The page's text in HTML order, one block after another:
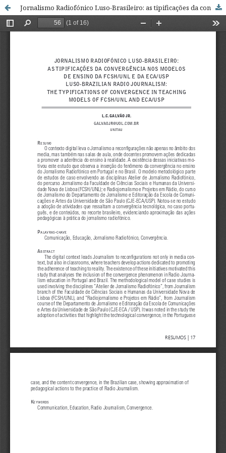
Jornalismo Radiofónico Luso-Brasileiro: as tipificações da convergência nos modelos de ensino da FCSH /UNL e da ECA /USP